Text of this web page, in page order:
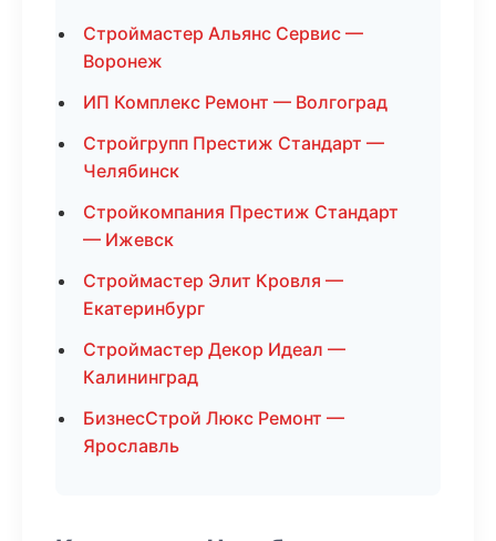
Строймастер Альянс Сервис —
Воронеж
ИП Комплекс Ремонт — Волгоград
Стройгрупп Престиж Стандарт —
Челябинск
Стройкомпания Престиж Стандарт
— Ижевск
Строймастер Элит Кровля —
Екатеринбург
Строймастер Декор Идеал —
Калининград
БизнесСтрой Люкс Ремонт —
Ярославль